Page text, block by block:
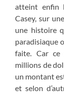
atteint enfin
Casey, sur
une histoire
paradisiaque
faite. Car
millions de
un montant
et selon